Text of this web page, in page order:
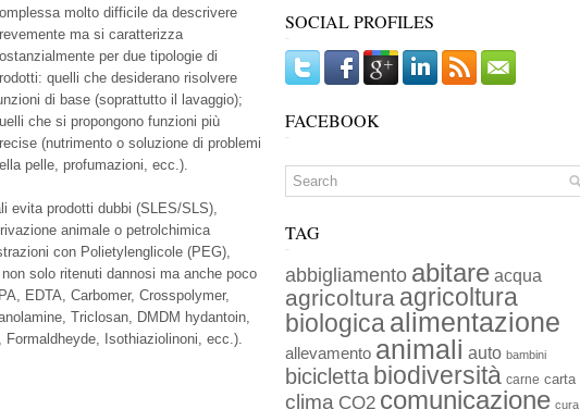
molto difficile da descrivere
ma si caratterizza
per due tipologie di
quelli che desiderano risolvere
di base (soprattutto il lavaggio);
che si propongono funzioni più
(nutrimento o soluzione di problemi
pelle, profumazioni, ecc.).
evita prodotti dubbi (SLES/SLS),
animale o petrolchimica
con Polietylenglicole (PEG),
solo ritenuti dannosi ma anche poco
EDTA, Carbomer, Crosspolymer,
Triclosan, DMDM hydantoin,
Formaldheyde, Isothiaziolinoni, ecc.).
SOCIAL PROFILES
FACEBOOK
TAG
abbigliamento abitare acqua
agricoltura agricoltura
biologica alimentazione
allevamento animali auto bambini
bicicletta biodiversità carne carta
clima CO2 comunicazione cura